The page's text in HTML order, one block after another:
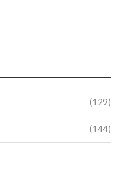
(129)
(144)